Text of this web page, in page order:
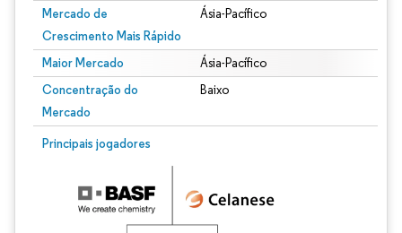
Mercado de
Crescimento Mais Rápido
Ásia-Pacífico
Maior Mercado Ásia-Pacífico
Concentração do
Mercado
Baixo
Principais jogadores